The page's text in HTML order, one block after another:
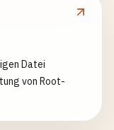
Datei
von Root-